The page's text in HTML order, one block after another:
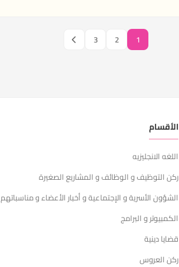
1
2
3
الأقسام
اللغه الانجليزيه
ركن التوظيف و الوظائف و المشاريع الصغيرة
الشؤون الأسرية و الإجتماعية و أخبار الأعضاء و مناسباتهم
الكمبيوتر و البرامج
قضايا دينية
ركن العروس